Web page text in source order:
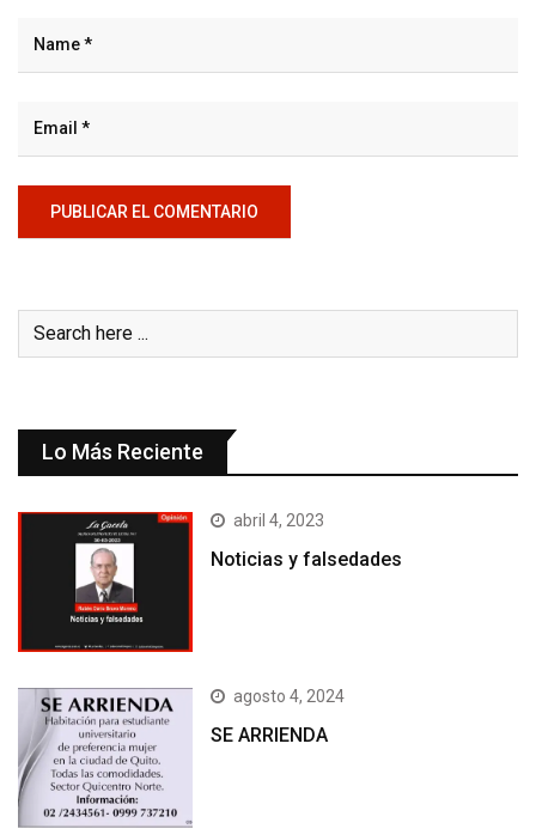
Lo Más Reciente
abril 4, 2023
Noticias y falsedades
agosto 4, 2024
SE ARRIENDA